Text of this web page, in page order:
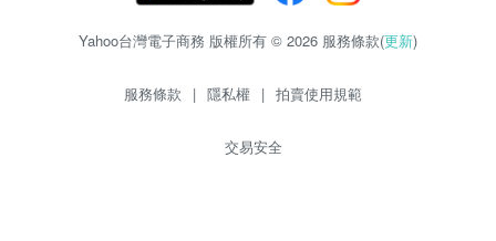
Yahoo台灣電子商務 版權所有 © 2026 服務條款(更新)
服務條款 | 隱私權 | 拍賣使用規範
交易安全